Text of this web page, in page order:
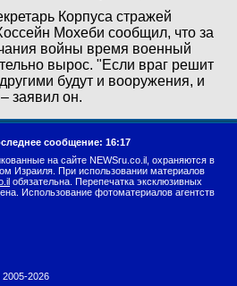
Корпуса стражей
Мохеби сообщил, что за
войны время военный
вырос. "Если враг решит
будут и вооружения, и
заявил он.
сообщение: 16:17
на сайте NEWSru.co.il, охраняются в
Израиля. При использовании материалов
обязательна. Перепечатка эксклюзивных
Использование фотоматериалов агентств
2005-2026